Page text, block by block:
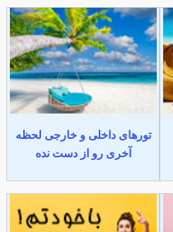
تورهای داخلی و خارجی لحظه
آخری رو از دست نده